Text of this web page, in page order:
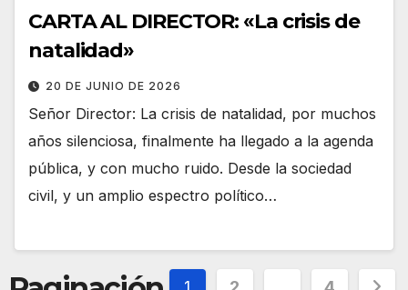
CARTA AL DIRECTOR: «La crisis de
natalidad»
20 DE JUNIO DE 2026
Señor Director: La crisis de natalidad, por muchos
años silenciosa, finalmente ha llegado a la agenda
pública, y con mucho ruido. Desde la sociedad
civil, y un amplio espectro político…